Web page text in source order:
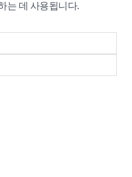
는 데 사용됩니다.